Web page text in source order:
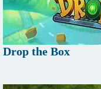
Drop the Box